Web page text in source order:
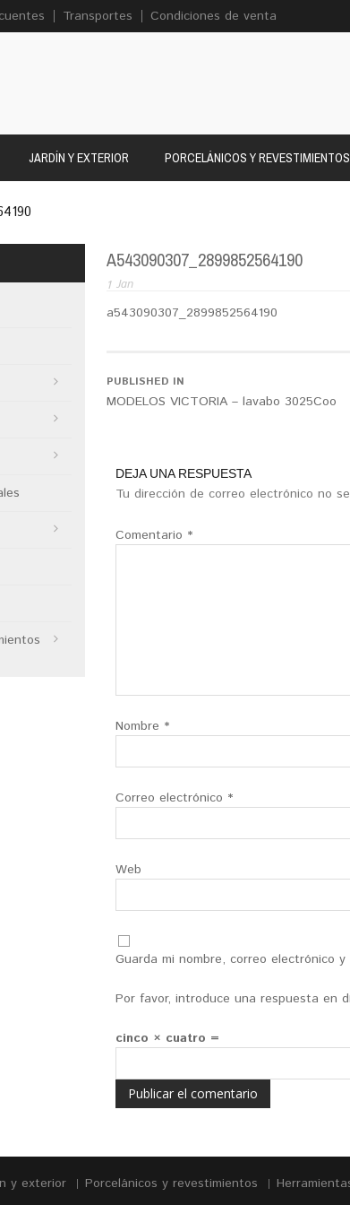
Transportes Condiciones de venta
JARDÍN Y EXTERIOR PORCELÁNICOS Y REVESTIMIENTOS
A543090307_2899852564190
1 Jan
a543090307_2899852564190
PUBLISHED IN
MODELOS VICTORIA – lavabo 3025Coo
DEJA UNA RESPUESTA
Tu dirección de correo electrónico no
Comentario *
Nombre *
Correo electrónico *
Web
Guarda mi nombre, correo electrónico
Por favor, introduce una respuesta en
cinco × cuatro =
y exterior Porcelánicos y revestimientos